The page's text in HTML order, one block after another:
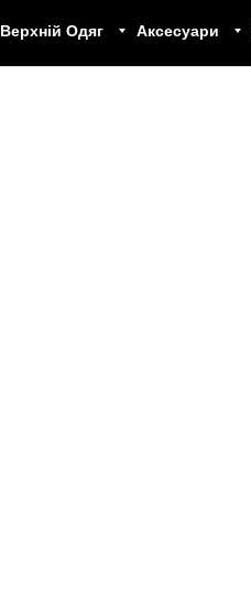
Верхній Одяг Аксесуари